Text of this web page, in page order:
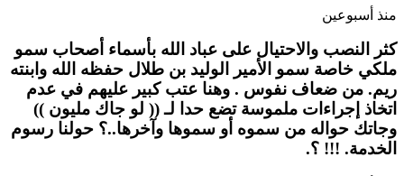
منذ أسبوعين
كثر النصب والاحتيال على عباد الله بأسماء أصحاب سمو
ملكي خاصة سمو الأمير الوليد بن طلال حفظه الله وابنته
ريم. من ضعاف نفوس . وهنا عتب كبير عليهم في عدم
اتخاذ إجراءات ملموسة تضع حدا لـ (( لو جاك مليون ))
وجاتك حواله من سموه أو سموها وآخرها..؟ حولنا رسوم
الخدمة. !!! ؟.